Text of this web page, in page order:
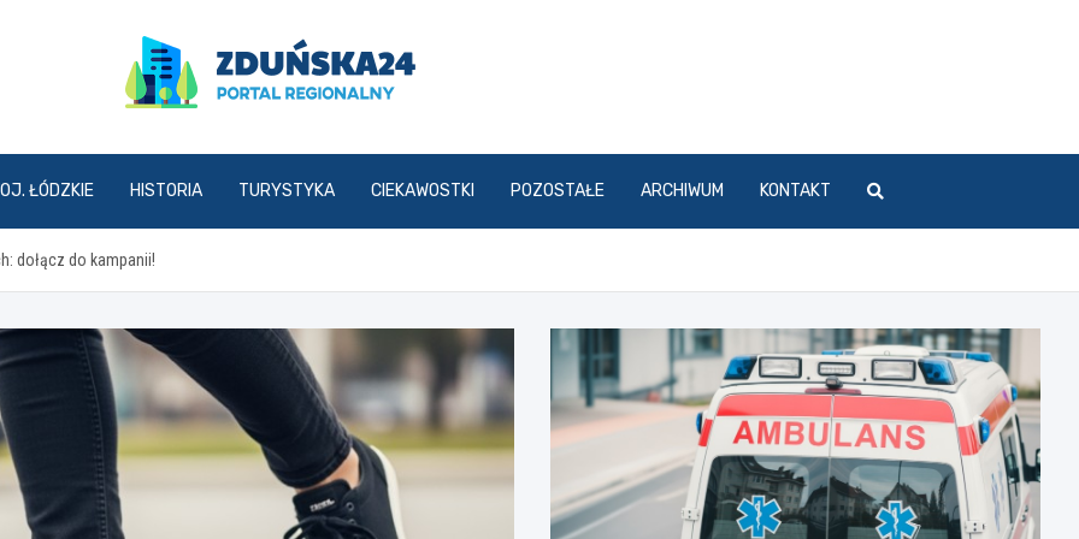
zdunska24.pl
ŁÓDZKIE HISTORIA TURYSTYKA CIEKAWOSTKI POZOSTAŁE ARCHIWUM KONTAKT
dołącz do kampanii!